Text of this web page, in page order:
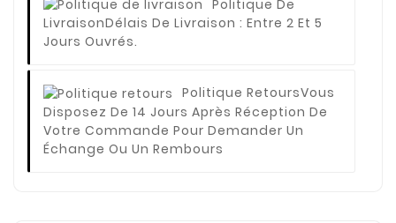
Politique De
LivraisonDélais De Livraison : Entre 2 Et 5
Jours Ouvrés.
Politique RetoursVous
Disposez De 14 Jours Après Réception De
Votre Commande Pour Demander Un
Échange Ou Un Rembours